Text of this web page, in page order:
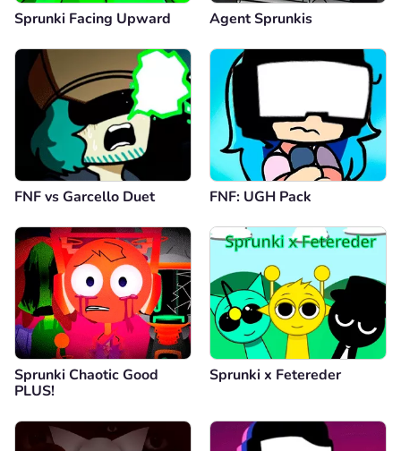
Sprunki Facing Upward Agent Sprunkis
FNF vs Garcello Duet FNF: UGH Pack
Sprunki Chaotic Good
PLUS!
Sprunki x Fetereder